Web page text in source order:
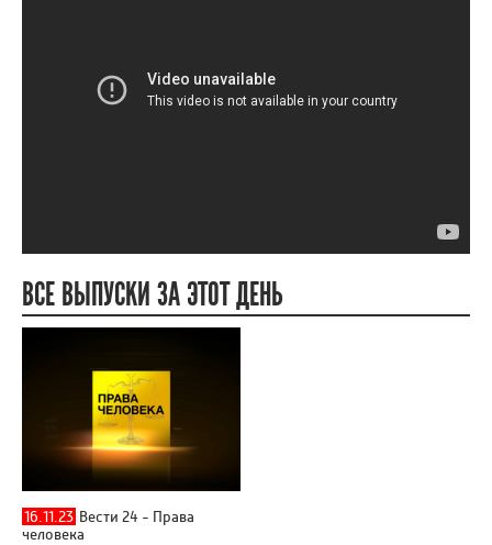
ВСЕ ВЫПУСКИ ЗА ЭТОТ ДЕНЬ
16.11.23 Вести 24 - Права
человека